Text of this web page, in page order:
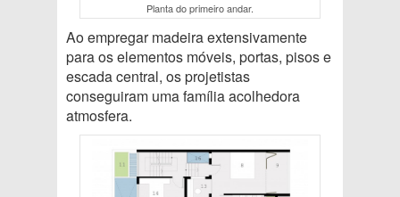
Planta do primeiro andar.
Ao empregar madeira extensivamente
para os elementos móveis, portas, pisos e
escada central, os projetistas
conseguiram uma família acolhedora
atmosfera.